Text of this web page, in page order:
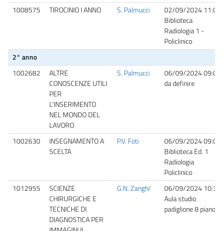
1008575
TIROCINIO I ANNO S. Palmucci
02/09/2024 11:00
Biblioteca
Radiologia 1 -
Policlinico
2° anno
1002682
ALTRE
CONOSCENZE UTILI
PER
L'INSERIMENTO
NEL MONDO DEL
LAVORO
S. Palmucci
06/09/2024 09:00
da definire
1002630
INSEGNAMENTO A
SCELTA
P.V. Foti
06/09/2024 09:00
Biblioteca Ed. 1
Radiologia
Policlinico
1012955
SCIENZE
CHIRURGICHE E
TECNICHE DI
DIAGNOSTICA PER
G.N. Zanghi'
06/09/2024 10:30
Aula studio
padiglione 8 piano 2